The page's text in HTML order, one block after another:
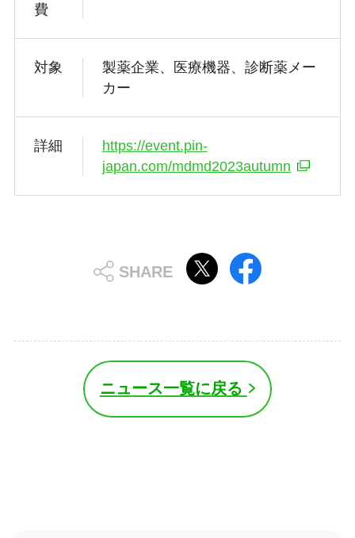
費
対象
製薬企業、医療機器、診断薬メー
カー
詳細
https://event.pin-
japan.com/mdmd2023autumn
ニュース一覧に戻る